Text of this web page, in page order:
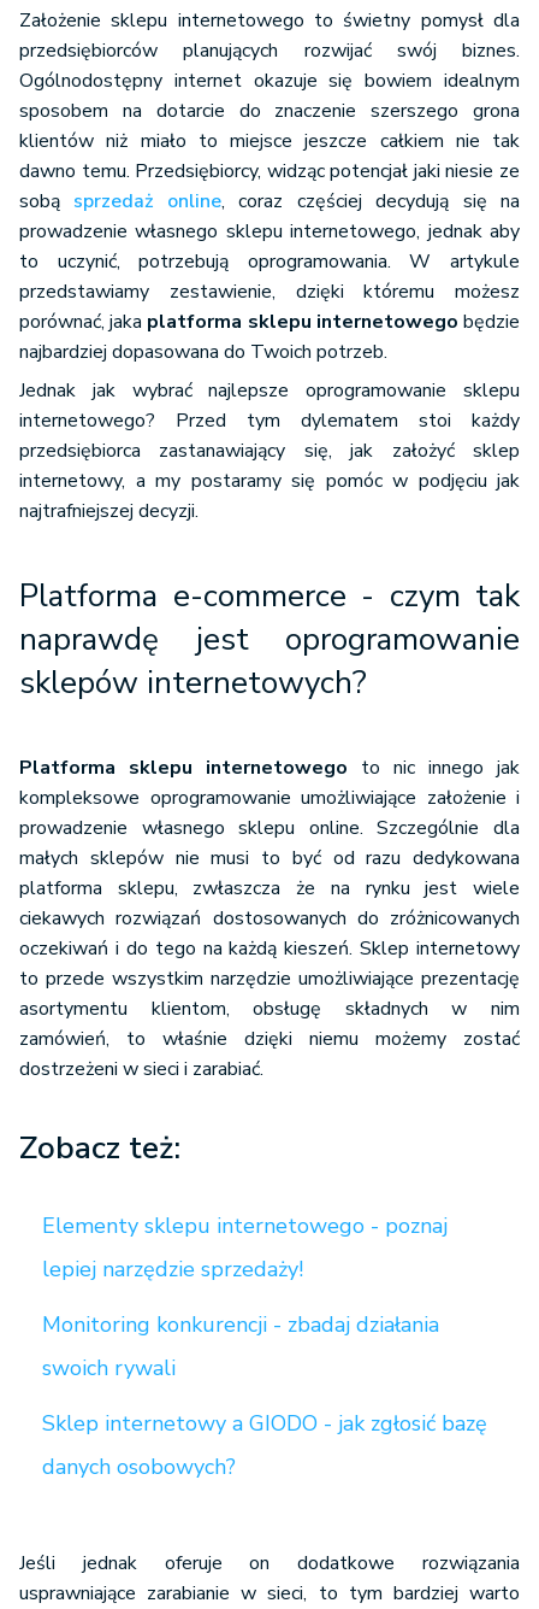
Platforma sklepu internetowego- co wpływa na wybór?
Wsparcie dla zakładających sklep internetowy
Założenie sklepu internetowego to świetny pomysł dla
przedsiębiorców planujących rozwijać swój biznes.
Ogólnodostępny internet okazuje się bowiem idealnym
sposobem na dotarcie do znaczenie szerszego grona
klientów niż miało to miejsce jeszcze całkiem nie tak
dawno temu. Przedsiębiorcy, widząc potencjał jaki niesie ze
sobą sprzedaż online, coraz częściej decydują się na
prowadzenie własnego sklepu internetowego, jednak aby
to uczynić, potrzebują oprogramowania. W artykule
przedstawiamy zestawienie, dzięki któremu możesz
porównać, jaka platforma sklepu internetowego będzie
najbardziej dopasowana do Twoich potrzeb.
Jednak jak wybrać najlepsze oprogramowanie sklepu
internetowego? Przed tym dylematem stoi każdy
przedsiębiorca zastanawiający się, jak założyć sklep
internetowy, a my postaramy się pomóc w podjęciu jak
najtrafniejszej decyzji.
Platforma e-commerce - czym tak
naprawdę jest oprogramowanie
sklepów internetowych?
Platforma sklepu internetowego to nic innego jak
kompleksowe oprogramowanie umożliwiające założenie i
prowadzenie własnego sklepu online. Szczególnie dla
małych sklepów nie musi to być od razu dedykowana
platforma sklepu, zwłaszcza że na rynku jest wiele
ciekawych rozwiązań dostosowanych do zróżnicowanych
oczekiwań i do tego na każdą kieszeń. Sklep internetowy
to przede wszystkim narzędzie umożliwiające prezentację
asortymentu klientom, obsługę składnych w nim
zamówień, to właśnie dzięki niemu możemy zostać
dostrzeżeni w sieci i zarabiać.
Zobacz też:
Elementy sklepu internetowego - poznaj
lepiej narzędzie sprzedaży!
Monitoring konkurencji - zbadaj działania
swoich rywali
Sklep internetowy a GIODO - jak zgłosić bazę
danych osobowych?
Jeśli jednak oferuje on dodatkowe rozwiązania
usprawniające zarabianie w sieci, to tym bardziej warto